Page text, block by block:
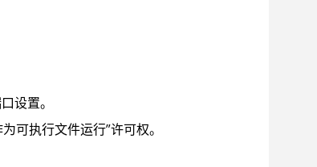
设置。
可执行文件运行”许可权。